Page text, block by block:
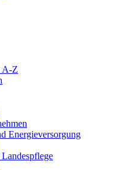
A-Z
Energieversorgung